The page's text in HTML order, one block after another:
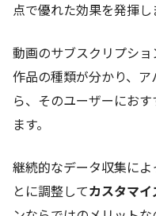
点で優れた効果を発揮し
動画のサブスクリプシ
作品の種類が分かり、
ら、そのユーザーにお
ます。
継続的なデータ収集に
とに調整してカスタマイ